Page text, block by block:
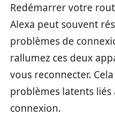
Redémarrer votre
Alexa peut souvent
problèmes de
rallumez ces deux
vous reconnecter.
problèmes latents liés
connexion.